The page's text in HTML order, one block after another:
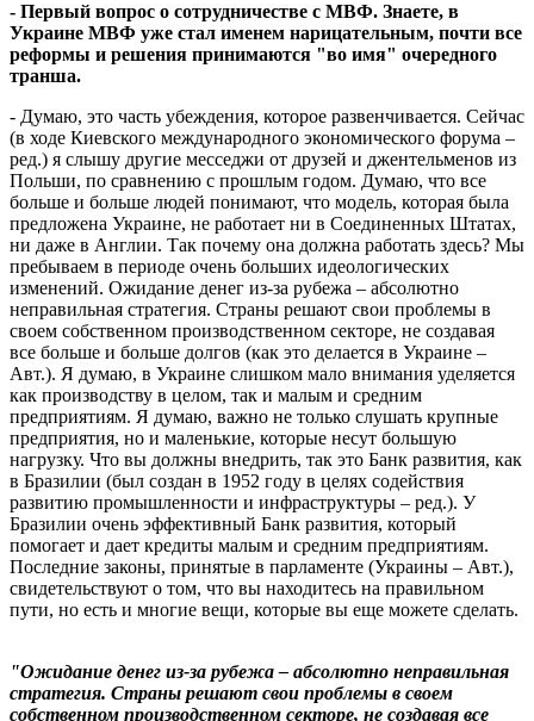
- Первый вопрос о сотрудничестве с МВФ. Знаете, в
Украине МВФ уже стал именем нарицательным, почти все
реформы и решения принимаются "во имя" очередного
транша.
- Думаю, это часть убеждения, которое развенчивается. Сейчас
(в ходе Киевского международного экономического форума –
ред.) я слышу другие месседжи от друзей и джентельменов из
Польши, по сравнению с прошлым годом. Думаю, что все
больше и больше людей понимают, что модель, которая была
предложена Украине, не работает ни в Соединенных Штатах,
ни даже в Англии. Так почему она должна работать здесь? Мы
пребываем в периоде очень больших идеологических
изменений. Ожидание денег из-за рубежа – абсолютно
неправильная стратегия. Страны решают свои проблемы в
своем собственном производственном секторе, не создавая
все больше и больше долгов (как это делается в Украине –
Авт.). Я думаю, в Украине слишком мало внимания уделяется
как производству в целом, так и малым и средним
предприятиям. Я думаю, важно не только слушать крупные
предприятия, но и маленькие, которые несут большую
нагрузку. Что вы должны внедрить, так это Банк развития, как
в Бразилии (был создан в 1952 году в целях содействия
развитию промышленности и инфраструктуры – ред.). У
Бразилии очень эффективный Банк развития, который
помогает и дает кредиты малым и средним предприятиям.
Последние законы, принятые в парламенте (Украины – Авт.),
свидетельствуют о том, что вы находитесь на правильном
пути, но есть и многие вещи, которые вы еще можете сделать.
"Ожидание денег из-за рубежа – абсолютно неправильная
стратегия. Страны решают свои проблемы в своем
собственном производственном секторе, не создавая все